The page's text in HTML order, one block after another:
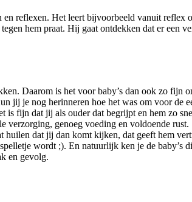
reflexen. Het leert bijvoorbeeld vanuit
hem praat. Hij gaat ontdekken dat er
Daarom is het voor baby’s dan ook zo
jij je nog herinneren hoe het was om voor de
fijn dat jij als ouder dat begrijpt en hem zo
verzorging, genoeg voeding en voldoende rust.
dat jij dan komt kijken, dat geeft hem
wordt ;). En natuurlijk ken je de baby’s
en gevolg.